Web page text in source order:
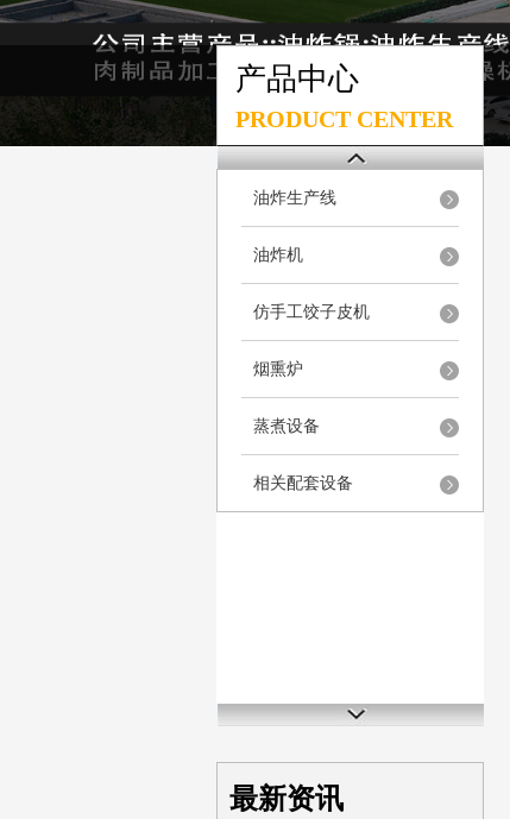
产品中心
PRODUCT CENTER
油炸生产线
油炸机
仿手工饺子皮机
烟熏炉
蒸煮设备
相关配套设备
最新资讯